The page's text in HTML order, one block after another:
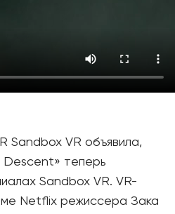
Sandbox VR объявила,
Descent» теперь
Sandbox VR. VR-
Netflix режиссера Зака